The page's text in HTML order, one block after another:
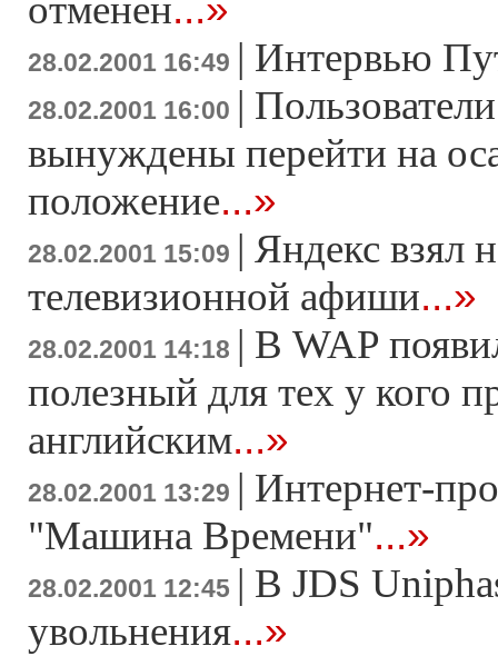
отменен
28.02.2001 16:49 | Интервью
28.02.2001 16:00 |
вынуждены перейти на
положение...»
28.02.2001 15:09 | Яндекс взял
телевизионной афиши...»
28.02.2001 14:18 | В WAP
полезный для тех у кого
английским...»
28.02.2001 13:29 | Интернет-
"Машина Времени"...»
28.02.2001 12:45 | В JDS
увольнения...»